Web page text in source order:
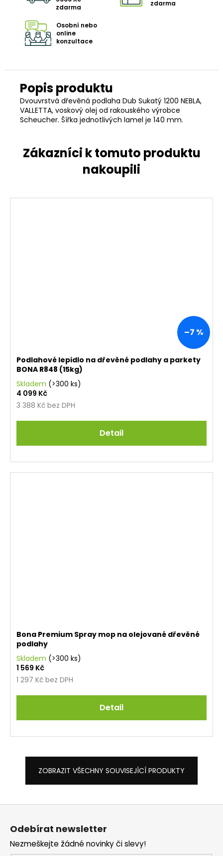
zdarma
zdarma
Osobní nebo
online
konzultace
Dvouvrstvá dřevěná podlaha Dub Sukatý 1200 NEBLA,
VALLETTA, voskový olej od rakouského výrobce
Scheucher. Šířka jednotlivých lamel je 140 mm.
–7 %
Podlahové lepidlo na dřevěné podlahy a parkety
BONA R848 (15kg)
Skladem (>300 ks)
3 388 Kč bez DPH
4 099 Kč
Detail
Bona Premium Spray mop na olejované dřevěné
podlahy
Skladem (>300 ks)
1 297 Kč bez DPH
1 569 Kč
Detail
ZOBRAZIT VŠECHNY SOUVISEJÍCÍ PRODUKTY
Odebírat newsletter
Nezmeškejte žádné novinky či slevy!